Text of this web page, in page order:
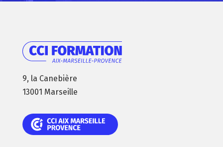
9, la Canebière
13001 Marseille